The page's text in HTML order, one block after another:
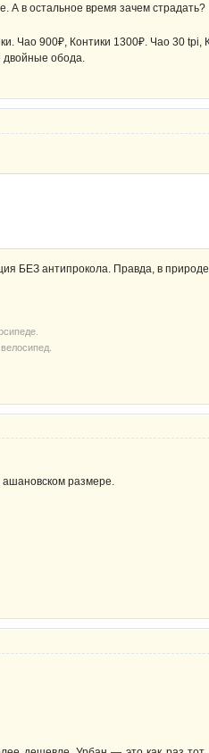
А в остальное время зачем страдать?
Чао 900₽, Контики 1300₽. Чао 30 tpi,
двойные обода.
БЕЗ антипрокола. Правда, в
ашановском размере.